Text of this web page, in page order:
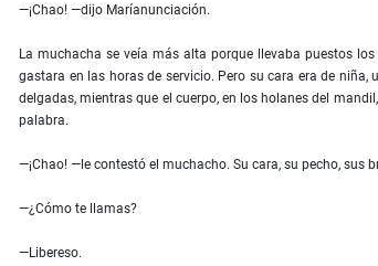
—¡Chao! —dijo Maríanunciación.
La muchacha se veía más alta porque llevaba puestos
gastara en las horas de servicio. Pero su cara era de
delgadas, mientras que el cuerpo, en los holanes del
palabra.
—¡Chao! —le contestó el muchacho. Su cara, su pecho, sus
—¿Cómo te llamas?
—Libereso.